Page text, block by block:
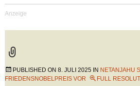
PUBLISHED ON 8. JULI 2025 IN NETANJAHU
FRIEDENSNOBELPREIS VOR
FULL